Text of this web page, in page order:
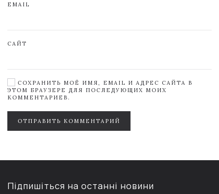
EMAIL
САЙТ
СОХРАНИТЬ МОЁ ИМЯ, EMAIL И АДРЕС САЙТА В
ЭТОМ БРАУЗЕРЕ ДЛЯ ПОСЛЕДУЮЩИХ МОИХ
КОММЕНТАРИЕВ.
ОТПРАВИТЬ КОММЕНТАРИЙ
Підпишіться на останні новини